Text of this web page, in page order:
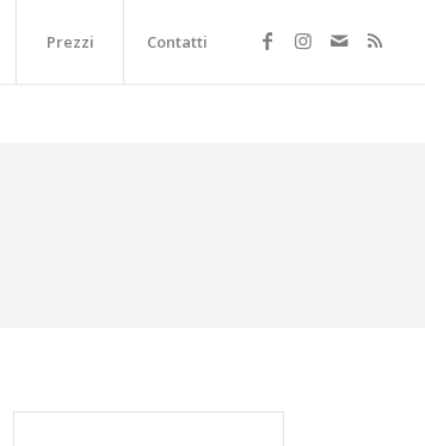
Prezzi Contatti